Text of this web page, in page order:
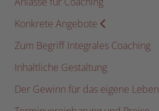
Konkrete Angebote
Zum Begriff Integrales Coaching
Inhaltliche Gestaltung
Der Gewinn für das eigene Leben